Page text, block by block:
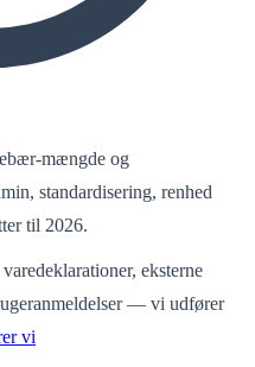
mængde og
standardisering, renhed
til 2026.
eksterne
— vi udfører
vi